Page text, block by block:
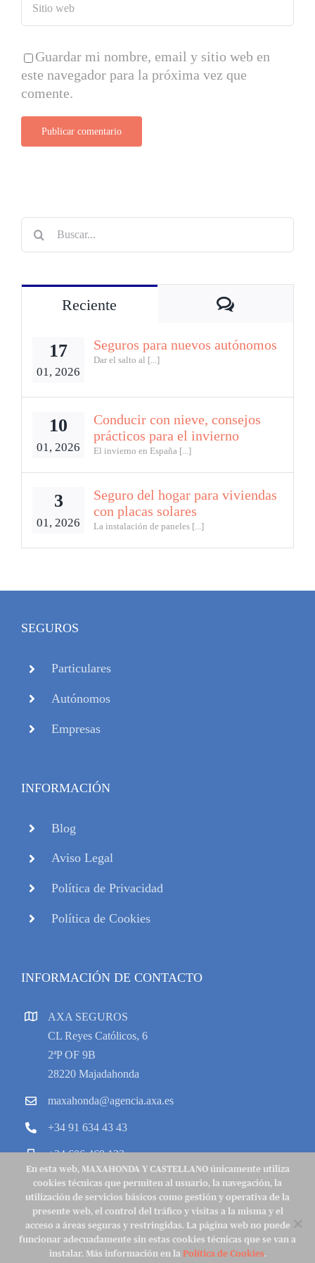
Guardar mi nombre, email y sitio web en
este navegador para la próxima vez que
comente.
Reciente Comentarios
17
01, 2026
Seguros para nuevos autónomos
Dar el salto al [...]
10
01, 2026
Conducir con nieve, consejos
prácticos para el invierno
El invierno en España [...]
3
01, 2026
Seguro del hogar para viviendas
con placas solares
La instalación de paneles [...]
SEGUROS
Particulares
Autónomos
Empresas
INFORMACIÓN
Blog
Aviso Legal
Política de Privacidad
Política de Cookies
INFORMACIÓN DE CONTACTO
AXA SEGUROS
CL Reyes Católicos, 6
2ªP OF 9B
28220 Majadahonda
maxahonda@agencia.axa.es
+34 91 634 43 43
+34 606 469 133
Copyright 2022 © MycAXA |Aviso Legal|Política de Cookies|
Política de Privacidad|Contacto
En esta web, MAXAHONDA Y CASTELLANO únicamente utiliza
cookies técnicas que permiten al usuario, la navegación, la
utilización de servicios básicos como gestión y operativa de la
presente web, el control del tráfico y visitas a la misma y el
acceso a áreas seguras y restringidas. La página web no puede
funcionar adecuadamente sin estas cookies técnicas que se van a
instalar. Más información en la Política de Cookies.